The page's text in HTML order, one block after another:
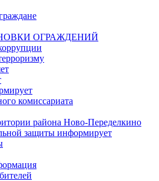
ОГРАЖДЕНИЙ
комиссариата
района Ново-Переделкино
защиты информирует